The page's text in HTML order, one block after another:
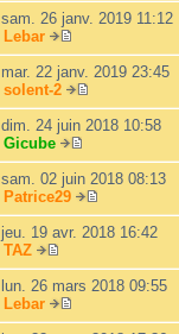
s
a
g
e
m
s
s
a
g
e
i
r
m
e
s
s
a
g
e
e
n
i
e
r
m
e
s
s
a
g
e
l
d
e
r
n
i
e
r
m
e
s
s
g
e
o
r
l
e
d
e
r
n
i
e
r
m
s
s
g
sam. 26 janv. 2019 11:12
Lebar
V
o
i
r
l
e
d
e
n
i
r
m
s
mar. 22 janv. 2019 23:45
solent-2
V
o
r
e
d
e
n
r
dim. 24 juin 2018 10:58
Gicube
V
o
i
r
l
d
e
n
sam. 02 juin 2018 08:13
Patrice29
V
o
r
l
d
jeu. 19 avr. 2018 16:42
TAZ
V
o
i
r
lun. 26 mars 2018 09:55
Lebar
V